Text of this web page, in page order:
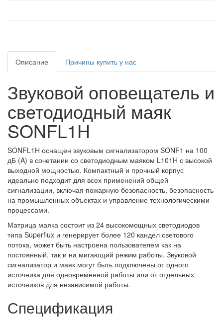
Описание Причины купить у нас
Звуковой оповещатель и
светодиодный маяк
SONFL1H
SONFL1H оснащен звуковым сигнализатором SONF1 на 100
дБ (A) в сочетании со светодиодным маяком L101H с высокой
выходной мощностью. Компактный и прочный корпус
идеально подходит для всех применений общей
сигнализации, включая пожарную безопасность, безопасность
на промышленных объектах и управление технологическими
процессами.
Матрица маяка состоит из 24 высокомощных светодиодов
типа Superflux и генерирует более 120 кандел светового
потока, может быть настроена пользователем как на
постоянный, так и на мигающий режим работы. Звуковой
сигнализатор и маяк могут быть подключены от одного
источника для одновременной работы или от отдельных
источников для независимой работы.
Спецификация